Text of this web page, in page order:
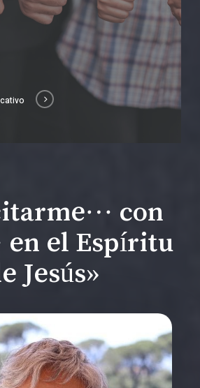
con
el Espíritu
Jesús»